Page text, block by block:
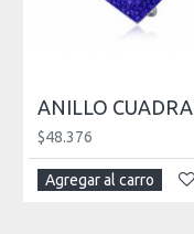
$48.376
Agregar al carro